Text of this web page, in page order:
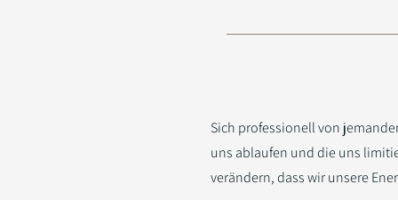
Sich professionell von
uns ablaufen und die uns
verändern, dass wir unsere